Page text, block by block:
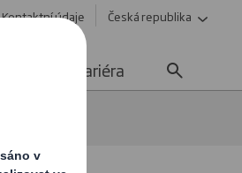
Kontaktní údaje Česká republika
Kariéra